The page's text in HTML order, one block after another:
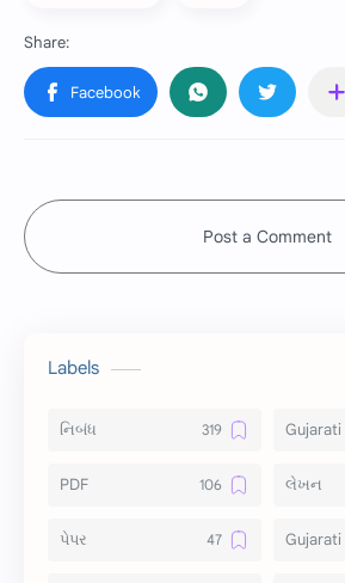
Post a Comment
Labels
નિબંધ Gujarati
PDF લેખન
પેપર Gujarati